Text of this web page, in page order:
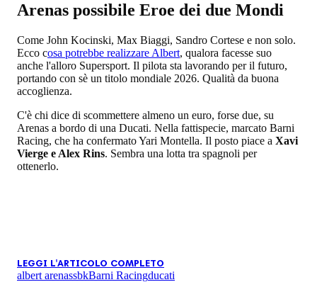
Arenas possibile Eroe dei due Mondi
Come John Kocinski, Max Biaggi, Sandro Cortese e non solo.
Ecco cosa potrebbe realizzare Albert, qualora facesse suo
anche l'alloro Supersport. Il pilota sta lavorando per il futuro,
portando con sè un titolo mondiale 2026. Qualità da buona
accoglienza.
C'è chi dice di scommettere almeno un euro, forse due, su
Arenas a bordo di una Ducati. Nella fattispecie, marcato Barni
Racing, che ha confermato Yari Montella. Il posto piace a Xavi
Vierge e Alex Rins. Sembra una lotta tra spagnoli per
ottenerlo.
LEGGI L'ARTICOLO COMPLETO
albert arenassbkBarni Racingducati